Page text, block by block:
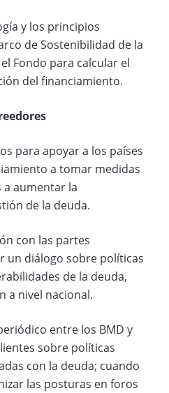
y los principios
de Sostenibilidad de la
Fondo para calcular el
del financiamiento.
para apoyar a los países
a tomar medidas
aumentar la
de la deuda.
con las partes
un diálogo sobre políticas
de la deuda,
a nivel nacional.
entre los BMD y
sobre políticas
con la deuda; cuando
las posturas en foros